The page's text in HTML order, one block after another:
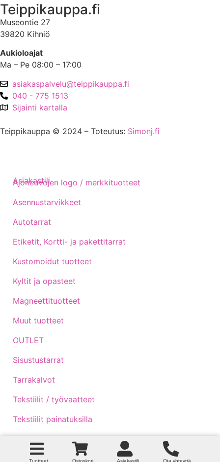
Tuotteet Ostoskori Asiakastili Ota yhteyttä
Teippikauppa.fi
Museontie 27
39820 Kihniö
Aukioloajat
Ma – Pe 08:00 – 17:00
asiakaspalvelu@teippikauppa.fi
040 - 775 1513
Sijainti kartalla
Teippikauppa © 2024 – Toteutus: Simonj.fi
Ajoneuvojen logo / merkkituotteet
Asennustarvikkeet
Autotarrat
Etiketit, Kortti- ja pakettitarrat
Kustomoidut tuotteet
Kyltit ja opasteet
Magneettituotteet
Muut tuotteet
OUTLET
Sisustustarrat
Tarrakalvot
Tekstiilit / työvaatteet
Tekstiilit painatuksilla
Venetarrat
Asiakastili